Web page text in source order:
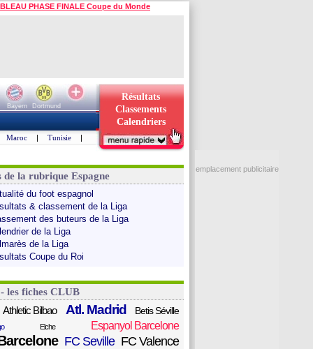
PHASE FINALE Coupe du Monde
Bayern
Dortmund
Résultats
Classements
Calendriers
Maroc | Tunisie |
de la rubrique Espagne
du foot espagnol
& classement de la Liga
des buteurs de la Liga
de la Liga
de la Liga
Coupe du Roi
les fiches CLUB
Athletic Bilbao Atl. Madrid Betis Séville
Elche Espanyol Barcelone
FC Seville FC Valence
emplacement publicitaire